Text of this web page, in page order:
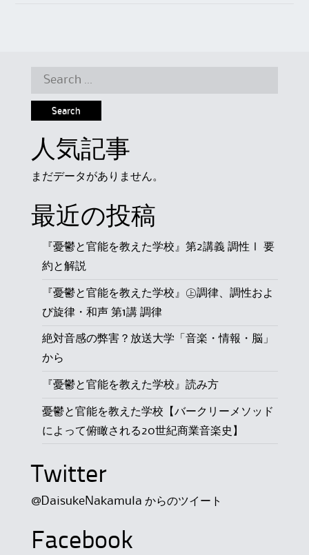
Search
人気記事
まだデータがありません。
最近の投稿
『憂鬱と官能を教えた学校』第2講義 調性Ⅰ 要
約と解説
『憂鬱と官能を教えた学校』㊤調律、調性およ
び旋律・和声 第1講 調律
絶対音感の弊害？放送大学「音楽・情報・脳」
から
『憂鬱と官能を教えた学校』読み方
憂鬱と官能を教えた学校【バークリーメソッド
によって俯瞰される20世紀商業音楽史】
Twitter
@DaisukeNakamula からのツイート
Facebook